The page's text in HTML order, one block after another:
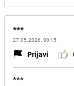
***
27.05.2026. 08:15
Prijavi
***